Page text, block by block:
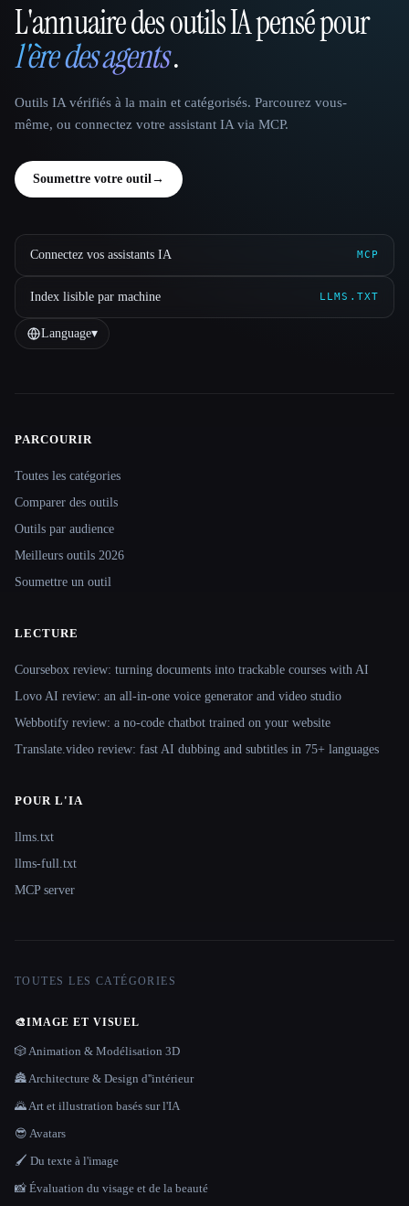
That AI Collection
L'annuaire des outils IA pensé pour
l'ère des agents.
Outils IA vérifiés à la main et catégorisés. Parcourez vous-
même, ou connectez votre assistant IA via MCP.
Soumettre votre outil→
Connectez vos assistants IA MCP
Index lisible par machine LLMS.TXT
Language▾
Site navigation
PARCOURIR
Toutes les catégories
Comparer des outils
Outils par audience
Meilleurs outils 2026
Soumettre un outil
LECTURE
Coursebox review: turning documents into trackable courses with AI
Lovo AI review: an all-in-one voice generator and video studio
Webbotify review: a no-code chatbot trained on your website
Translate.video review: fast AI dubbing and subtitles in 75+ languages
POUR L'IA
llms.txt
llms-full.txt
MCP server
TOUTES LES CATÉGORIES
🎨IMAGE ET VISUEL
🎲 Animation & Modélisation 3D
🏯 Architecture & Design d''intérieur
🌄 Art et illustration basés sur l'IA
😎 Avatars
🖌️ Du texte à l'image
📸 Évaluation du visage et de la beauté